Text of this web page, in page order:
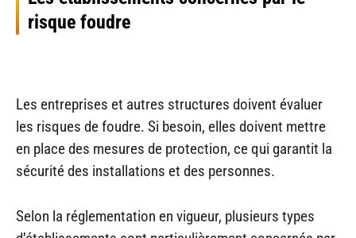
risque foudre
Les entreprises et autres structures doivent évaluer
les risques de foudre. Si besoin, elles doivent mettre
en place des mesures de protection, ce qui garantit la
sécurité des installations et des personnes.
Selon la réglementation en vigueur, plusieurs types